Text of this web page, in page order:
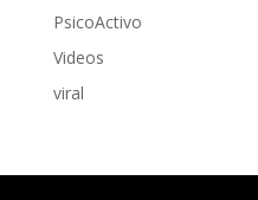
PsicoActivo
Videos
viral